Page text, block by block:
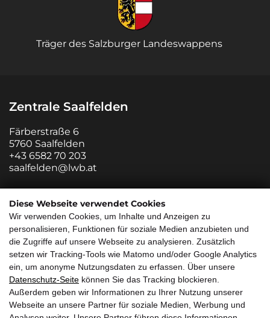
Träger des Salzburger Landeswappens
Zentrale Saalfelden
Färberstraße 6
5760 Saalfelden
+43 6582 70 203
saalfelden@lwb.at
Zweigstelle Salzburg
Innsbrucker Bundesstraße 85
5020 Salzburg
+43 662 882213 0
salzburg@lwb.at
Quicklinks
Diese Webseite verwendet Cookies
Wir verwenden Cookies, um Inhalte und Anzeigen zu
personalisieren, Funktionen für soziale Medien anzubieten und
die Zugriffe auf unsere Webseite zu analysieren. Zusätzlich
setzen wir Tracking-Tools wie Matomo und/oder Google Analytics
ein, um anonyme Nutzungsdaten zu erfassen. Über unsere
Datenschutz-Seite können Sie das Tracking blockieren.
Außerdem geben wir Informationen zu Ihrer Nutzung unserer
Webseite an unsere Partner für soziale Medien, Werbung und